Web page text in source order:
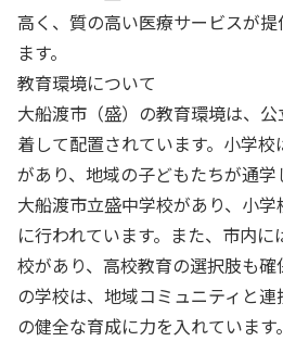
高く、質の高い医療サービスが
ます。
教育環境について
大船渡市（盛）の教育環境は、
着して配置されています。小学
があり、地域の子どもたちが通学
大船渡市立盛中学校があり、小
に行われています。また、市内
校があり、高校教育の選択肢も
の学校は、地域コミュニティと
の健全な育成に力を入れていま